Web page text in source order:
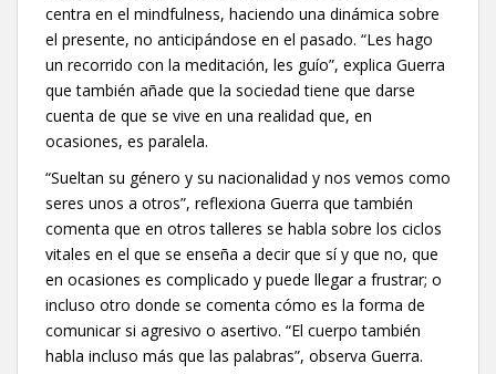
centra en el mindfulness, haciendo una dinámica sobre
el presente, no anticipándose en el pasado. “Les hago
un recorrido con la meditación, les guío”, explica Guerra
que también añade que la sociedad tiene que darse
cuenta de que se vive en una realidad que, en
ocasiones, es paralela.
“Sueltan su género y su nacionalidad y nos vemos como
seres unos a otros”, reflexiona Guerra que también
comenta que en otros talleres se habla sobre los ciclos
vitales en el que se enseña a decir que sí y que no, que
en ocasiones es complicado y puede llegar a frustrar; o
incluso otro donde se comenta cómo es la forma de
comunicar si agresivo o asertivo. “El cuerpo también
habla incluso más que las palabras”, observa Guerra.